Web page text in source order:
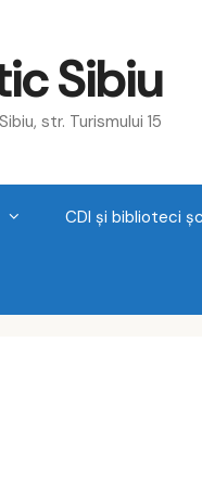
Sibiu
str. Turismului 15
CDI și biblioteci